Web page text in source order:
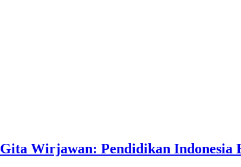
Gita Wirjawan: Pendidikan Indonesia